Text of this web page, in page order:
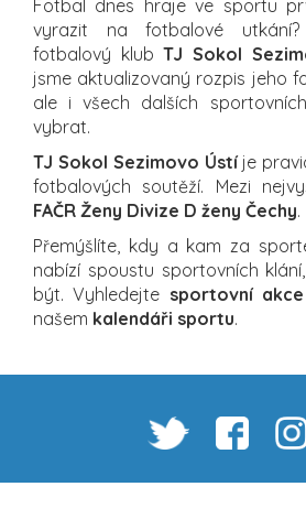
Fotbal dnes hraje ve sportu
vyrazit na fotbalové
fotbalový klubTJ Sokol
jsme aktualizovaný rozpis jeho
ale i všech dalších
vybrat.
TJ Sokol Sezimovo Ústíje
fotbalových soutěží. Mezi
FAČR Ženy Divize D ženy Čechy.
Přemýšlíte, kdy a kam za
nabízí spoustu sportovních
být. Vyhledejte sportovní akce
našem kalendáři sportu.